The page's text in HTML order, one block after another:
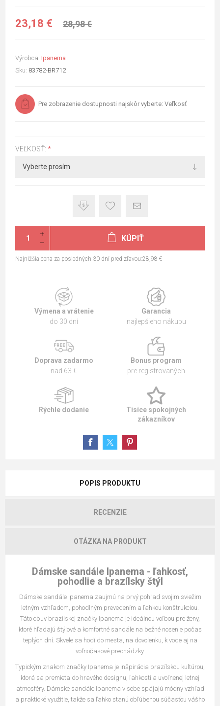
23,18 € 28,98 €
Výrobca: Ipanema
Sku: 83782-BR712
Pre zobrazenie dostupnosti najskôr vyberte: Veľkosť
VEĽKOSŤ: *
KÚPIŤ
Najnižšia cena za posledných 30 dní pred zľavou:28,98 €
Výmena a vrátenie
do 30 dní
Garancia
najlepšieho nákupu
Doprava zadarmo
nad 63 €
Bonus program
pre registrovaných
Rýchle dodanie
Tisíce spokojných
zákazníkov
POPIS PRODUKTU
RECENZIE
OTÁZKA NA PRODUKT
Dámske sandále Ipanema - ľahkosť,
pohodlie a brazílsky štýl
Dámske sandále Ipanema zaujmú na prvý pohľad svojim sviežim
letným vzhľadom, pohodlným prevedením a ľahkou konštrukciou.
Táto obuv brazílskej značky Ipanema je ideálnou voľbou pre ženy,
ktoré hľadajú štýlové a komfortné sandále na bežné nosenie počas
teplých dní. Skvele sa hodí do mesta, na dovolenku, k vode aj na
voľnočasové prechádzky.
Typickým znakom značky Ipanema je inšpirácia brazílskou kultúrou,
ktorá sa premieta do hravého designu, ľahkosti a uvoľnenej letnej
atmosféry. Dámske sandále Ipanema v sebe spájajú módny vzhľad
a praktické využitie, takže sa ľahko stanú obľúbenou súčasťou vášho